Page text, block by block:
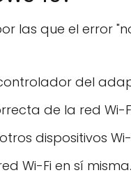
las que el error
del
de la red Wi-
dispositivos
Wi-Fi en sí misma.